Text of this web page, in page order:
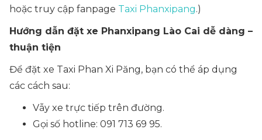
hoặc truy cập fanpage Taxi Phanxipang.)
Hướng dẫn đặt xe Phanxipang Lào Cai dễ dàng –
thuận tiện
Để đặt xe Taxi Phan Xi Păng, bạn có thể áp dụng
các cách sau:
Vẫy xe trực tiếp trên đường.
Gọi số hotline: 091 713 69 95.